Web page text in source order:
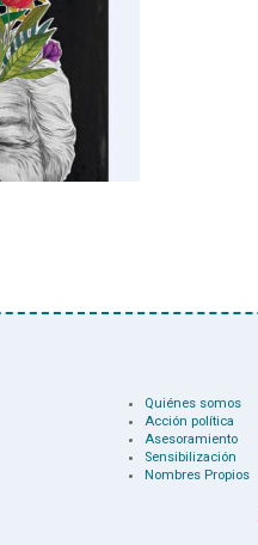
Quiénes somos
Acción política
Asesoramiento
Sensibilización
Nombres Propios